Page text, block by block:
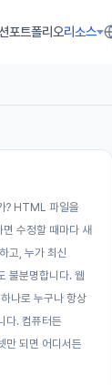
포트폴리오리소스
? HTML 파일을
수정할 때마다 새
고, 누가 최신
불분명합니다. 웹
나로 누구나 항상
다. 컴퓨터든
만 되면 어디서든